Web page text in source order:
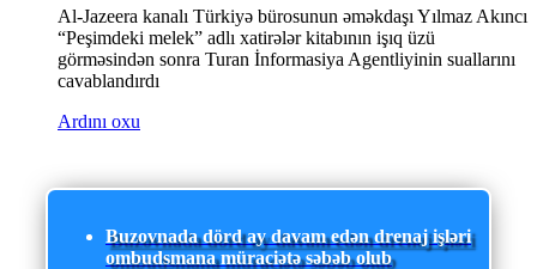
Al-Jazeera kanalı Türkiyə bürosunun əməkdaşı Yılmaz Akıncı
“Peşimdeki melek” adlı xatirələr kitabının işıq üzü
görməsindən sonra Turan İnformasiya Agentliyinin suallarını
cavablandırdı
Ardını oxu
Buzovnada dörd ay davam edən drenaj işləri
ombudsmana müraciətə səbəb olub